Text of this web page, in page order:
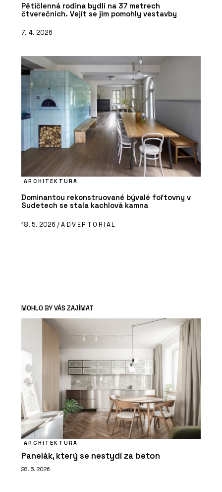
Pětičlenná rodina bydlí na 37 metrech
čtverečních. Vejít se jim pomohly vestavby
7. 4. 2026
ARCHITEKTURA
Dominantou rekonstruované bývalé fořtovny v
Sudetech se stala kachlová kamna
18. 5. 2026 /ADVERTORIAL
MOHLO BY VÁS ZAJÍMAT
ARCHITEKTURA
Panelák, který se nestydí za beton
28. 5. 2026